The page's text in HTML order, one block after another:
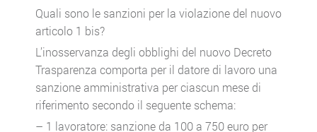
Quali sono le sanzioni per la violazione del nuovo
articolo 1 bis?
L’inosservanza degli obblighi del nuovo Decreto
Trasparenza comporta per il datore di lavoro una
sanzione amministrativa per ciascun mese di
riferimento secondo il seguente schema:
– 1 lavoratore: sanzione da 100 a 750 euro per